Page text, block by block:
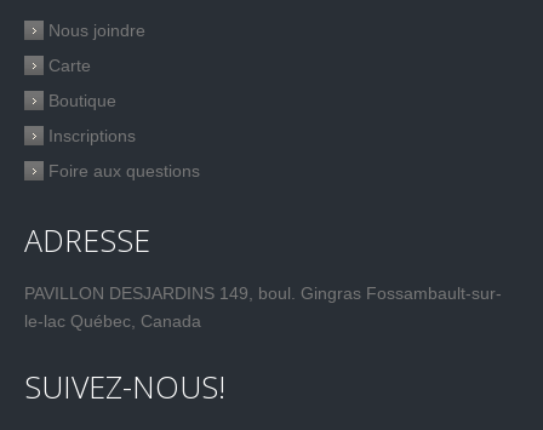
Nous joindre
Carte
Boutique
Inscriptions
Foire aux questions
ADRESSE
PAVILLON DESJARDINS 149, boul. Gingras Fossambault-sur-
le-lac Québec, Canada
SUIVEZ-NOUS!